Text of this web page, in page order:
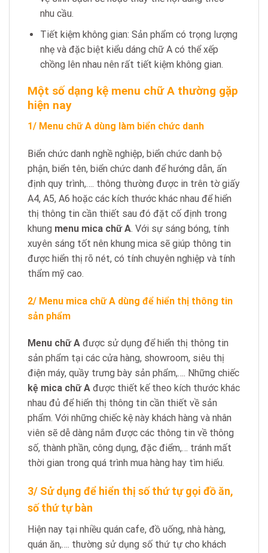
nhu cầu.
Tiết kiệm không gian: Sản phẩm có trọng lượng
nhẹ và đặc biệt kiểu dáng chữ A có thể xếp
chồng lên nhau nên rất tiết kiệm không gian.
Một số dạng kệ menu chữ A thường gặp
hiện nay
1/ Menu chữ A dùng làm biển chức danh
Biển chức danh nghề nghiệp, biển chức danh bộ
phận, biển tên, biển chức danh để hướng dẫn, ấn
định quy trình,…. thông thường được in trên tờ giấy
A4, A5, A6 hoặc các kích thước khác nhau để hiển
thị thông tin cần thiết sau đó đặt cố định trong
khung menu mica chữ A. Với sự sáng bóng, tính
xuyên sáng tốt nên khung mica sẽ giúp thông tin
được hiển thị rõ nét, có tính chuyên nghiệp và tính
thẩm mỹ cao.
2/ Menu mica chữ A dùng để hiển thị thông tin
sản phẩm
Menu chữ A được sử dụng để hiển thị thông tin
sản phẩm tại các cửa hàng, showroom, siêu thị
điện máy, quầy trưng bày sản phẩm,…. Những chiếc
kệ mica chữ A được thiết kế theo kích thước khác
nhau đủ để hiển thị thông tin cần thiết về sản
phẩm. Với những chiếc kệ này khách hàng và nhân
viên sẽ dễ dàng nắm được các thông tin về thông
số, thành phần, công dụng, đặc điểm,… tránh mất
thời gian trong quá trình mua hàng hay tìm hiểu.
3/ Sử dụng để hiển thị số thứ tự gọi đồ ăn,
số thứ tự bàn
Hiện nay tại nhiều quán cafe, đồ uống, nhà hàng,
quán ăn,…. thường sử dụng số thứ tự cho khách